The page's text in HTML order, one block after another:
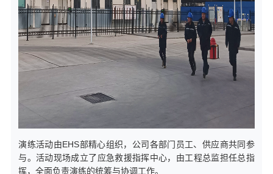
演练活动由EHS部精心组织，公司各部门员工、供应商共同参
与。活动现场成立了应急救援指挥中心，由工程总监担任总指
挥，全面负责演练的统筹与协调工作。